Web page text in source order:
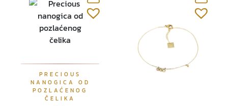
PRECIOUS
NANOGICA OD
POZLAĆENOG
ČELIKA